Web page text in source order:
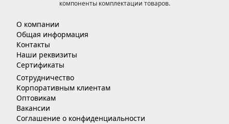
компоненты комплектации товаров.
О компании
Общая информация
Контакты
Наши реквизиты
Сертификаты
Сотрудничество
Корпоративным клиентам
Оптовикам
Вакансии
Соглашение о конфиденциальности